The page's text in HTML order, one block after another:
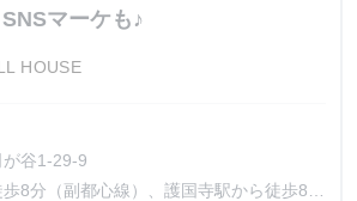
マーケも♪
HOUSE
谷1-29-9
8分（副都心線）、護国寺駅から徒歩8分